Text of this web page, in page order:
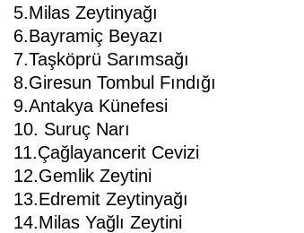
5.Milas Zeytinyağı
6.Bayramiç Beyazı
7.Taşköprü Sarımsağı
8.Giresun Tombul Fındığı
9.Antakya Künefesi
10. Suruç Narı
11.Çağlayancerit Cevizi
12.Gemlik Zeytini
13.Edremit Zeytinyağı
14.Milas Yağlı Zeytini